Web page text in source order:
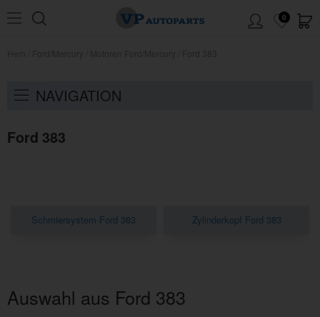
0
NAVIGATION
Ford 383
Schmiersystem Ford 383 Zylinderkopf Ford 383
Auswahl aus Ford 383